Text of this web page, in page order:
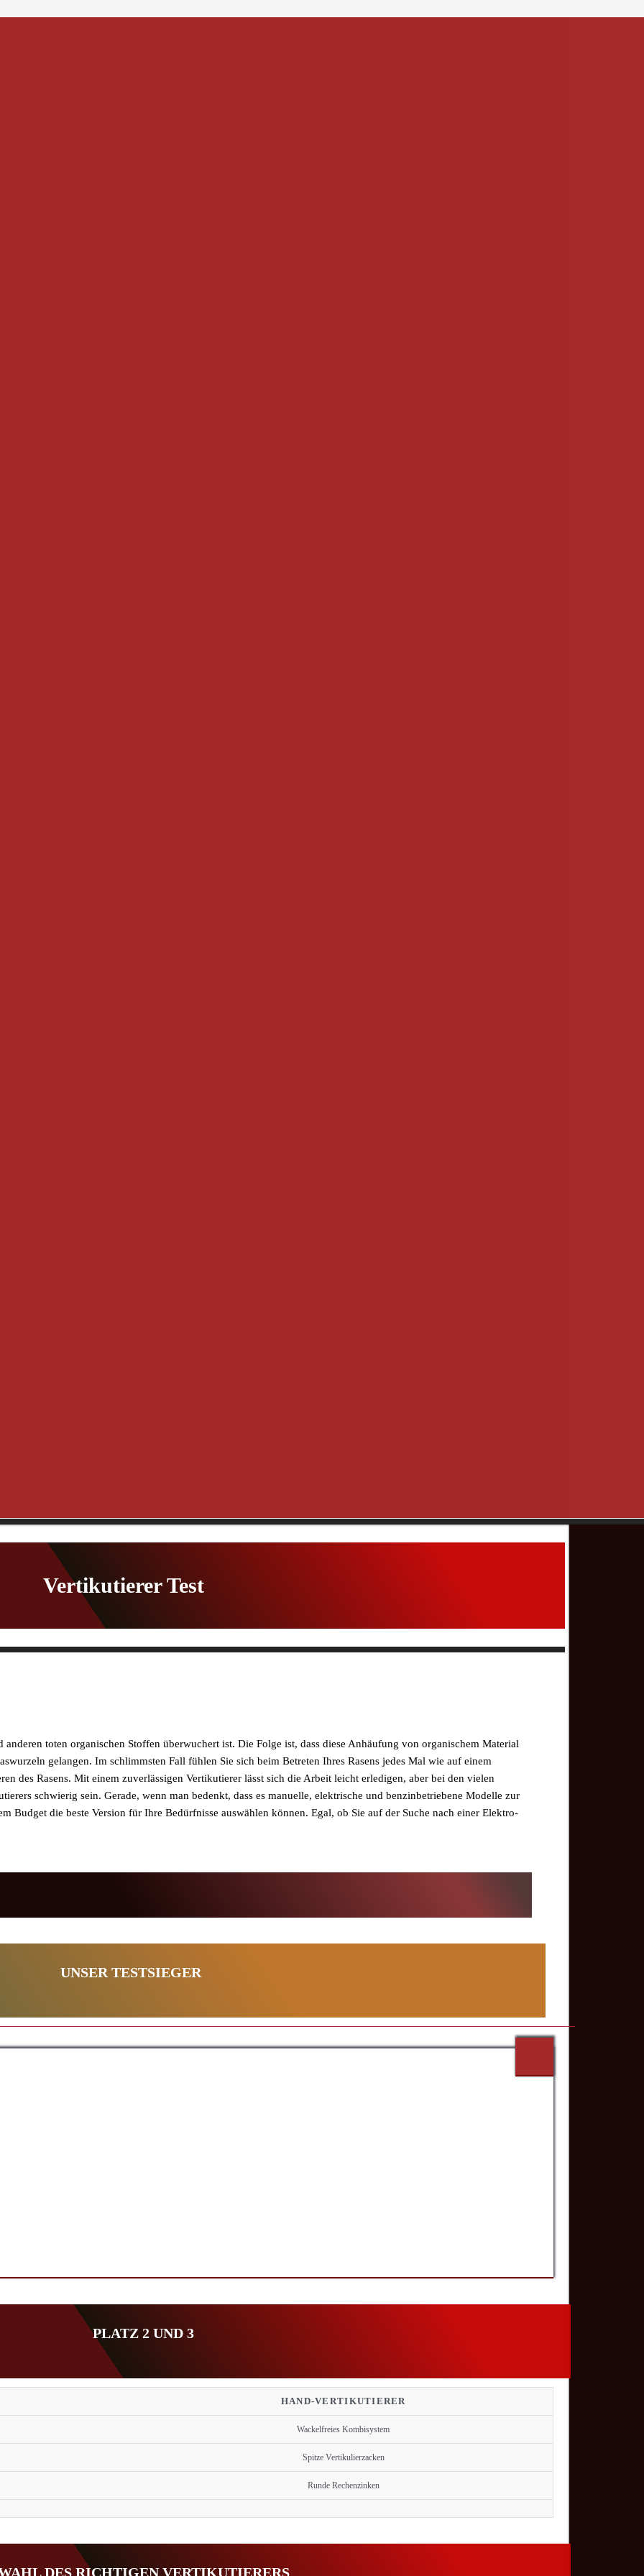
Vertikutierer Test
toten organischen Stoffen überwuchert ist. Die Folge ist, dass diese Anhäufung von organischem Material
gelangen. Im schlimmsten Fall fühlen Sie sich beim Betreten Ihres Rasens jedes Mal wie auf einem
des Rasens. Mit einem zuverlässigen Vertikutierer lässt sich die Arbeit leicht erledigen, aber bei den vielen
schwierig sein. Gerade, wenn man bedenkt, dass es manuelle, elektrische und benzinbetriebene Modelle zur
Budget die beste Version für Ihre Bedürfnisse auswählen können. Egal, ob Sie auf der Suche nach einer Elektro-
UNSER TESTSIEGER
PLATZ 2 UND 3
HAND-VERTIKUTIERER
Wackelfreies Kombisystem
Spitze Vertikulierzacken
Runde Rechenzinken
DES RICHTIGEN VERTIKUTIERERS